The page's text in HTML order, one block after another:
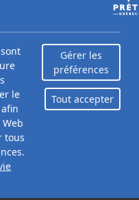
2026
de crédit peuvent
ont un mauvais crédit ou
crédit
Québec (2026)
2026
et que vous éprouvez
le
tous
Gérer les
préférences
Tout accepter